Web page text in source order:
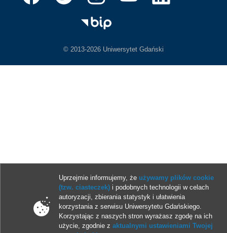
© 2013-2026 Uniwersytet Gdański
Uprzejmie informujemy, że używamy plików cookie
(tzw. ciasteczek)i podobnych technologii w celach
autoryzacji, zbierania statystyk i ułatwienia
korzystania z serwisu Uniwersytetu Gdańskiego.
Korzystając z naszych stron wyrażasz zgodę na ich
użycie, zgodnie z aktualnymi ustawieniami Twojej